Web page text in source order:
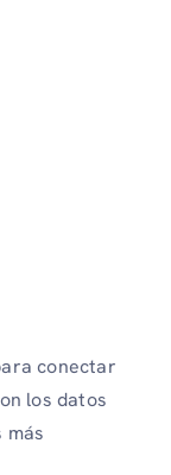
conectar
los datos
más